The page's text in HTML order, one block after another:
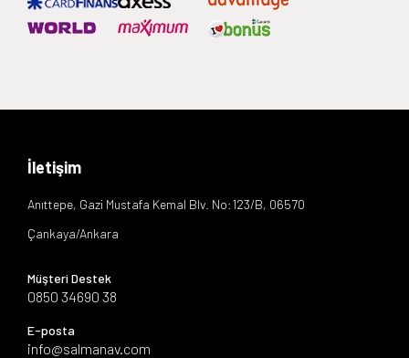
İletişim
Anıttepe, Gazi Mustafa Kemal Blv. No:123/B, 06570
Çankaya/Ankara
Müşteri Destek
0850 34690 38
E-posta
info@salmanav.com